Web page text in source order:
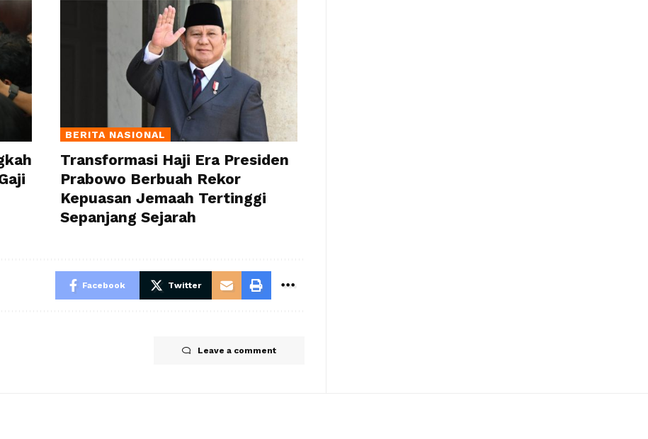
BERITA NASIONAL
Transformasi Haji Era Presiden
Prabowo Berbuah Rekor
Kepuasan Jemaah Tertinggi
Sepanjang Sejarah
Facebook Twitter
Leave a comment